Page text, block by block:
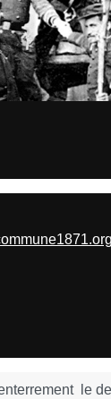
le